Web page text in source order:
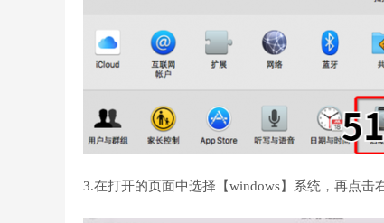
3.在打开的页面中选择【windows】系统，再点击